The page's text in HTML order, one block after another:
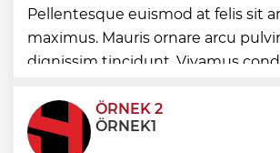
Konya'da Başkan Altay
heyecanına ortak oldu
Pellentesque euismod at felis sit
maximus. Mauris ornare arcu
dignissim tincidunt. Vivamus
condimentum eros et, faucibus
ÖRNEK 2
ÖRNEK1